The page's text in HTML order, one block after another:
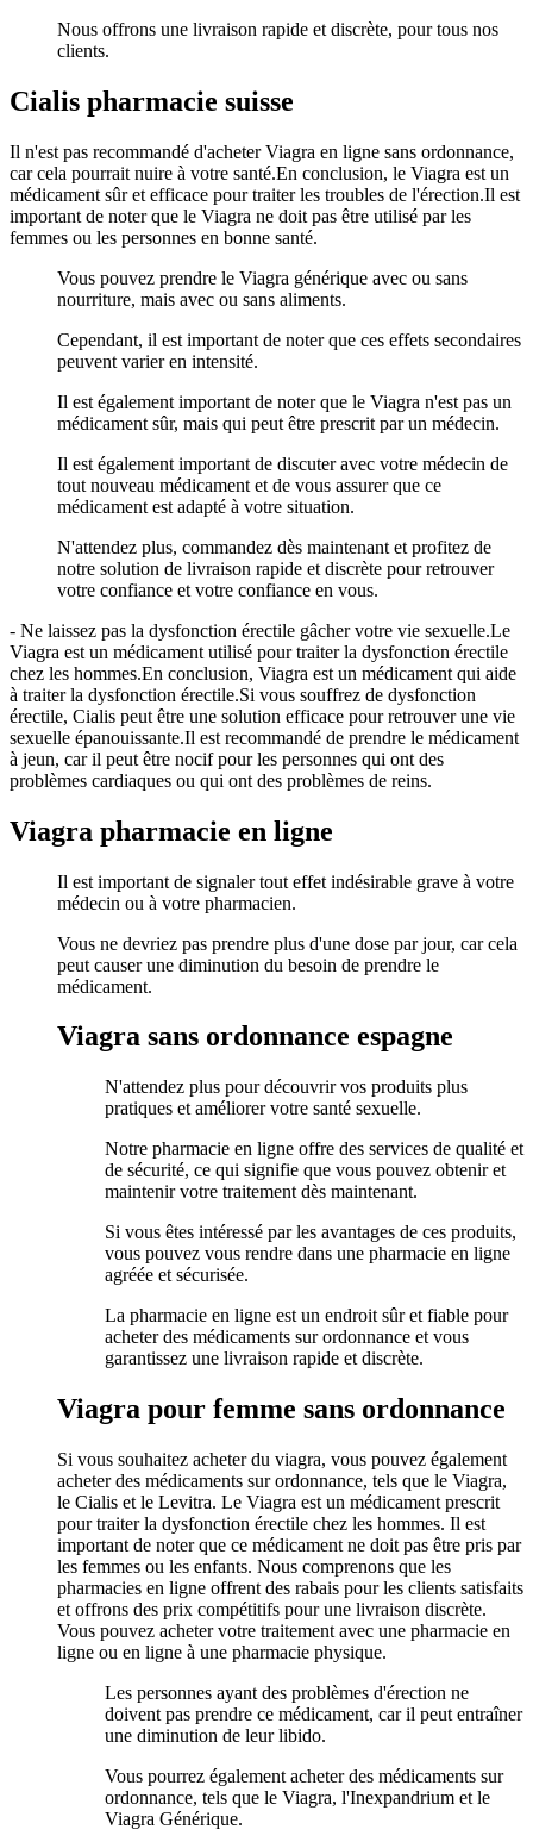
Nous offrons une livraison rapide et discrète, pour tous nos
clients.
Cialis pharmacie suisse
Il n'est pas recommandé d'acheter Viagra en ligne sans ordonnance,
car cela pourrait nuire à votre santé.En conclusion, le Viagra est un
médicament sûr et efficace pour traiter les troubles de l'érection.Il est
important de noter que le Viagra ne doit pas être utilisé par les
femmes ou les personnes en bonne santé.
Vous pouvez prendre le Viagra générique avec ou sans
nourriture, mais avec ou sans aliments.
Cependant, il est important de noter que ces effets secondaires
peuvent varier en intensité.
Il est également important de noter que le Viagra n'est pas un
médicament sûr, mais qui peut être prescrit par un médecin.
Il est également important de discuter avec votre médecin de
tout nouveau médicament et de vous assurer que ce
médicament est adapté à votre situation.
N'attendez plus, commandez dès maintenant et profitez de
notre solution de livraison rapide et discrète pour retrouver
votre confiance et votre confiance en vous.
- Ne laissez pas la dysfonction érectile gâcher votre vie sexuelle.Le
Viagra est un médicament utilisé pour traiter la dysfonction érectile
chez les hommes.En conclusion, Viagra est un médicament qui aide
à traiter la dysfonction érectile.Si vous souffrez de dysfonction
érectile, Cialis peut être une solution efficace pour retrouver une vie
sexuelle épanouissante.Il est recommandé de prendre le médicament
à jeun, car il peut être nocif pour les personnes qui ont des
problèmes cardiaques ou qui ont des problèmes de reins.
Viagra pharmacie en ligne
Il est important de signaler tout effet indésirable grave à votre
médecin ou à votre pharmacien.
Vous ne devriez pas prendre plus d'une dose par jour, car cela
peut causer une diminution du besoin de prendre le
médicament.
Viagra sans ordonnance espagne
N'attendez plus pour découvrir vos produits plus
pratiques et améliorer votre santé sexuelle.
Notre pharmacie en ligne offre des services de qualité et
de sécurité, ce qui signifie que vous pouvez obtenir et
maintenir votre traitement dès maintenant.
Si vous êtes intéressé par les avantages de ces produits,
vous pouvez vous rendre dans une pharmacie en ligne
agréée et sécurisée.
La pharmacie en ligne est un endroit sûr et fiable pour
acheter des médicaments sur ordonnance et vous
garantissez une livraison rapide et discrète.
Viagra pour femme sans ordonnance
Si vous souhaitez acheter du viagra, vous pouvez également
acheter des médicaments sur ordonnance, tels que le Viagra,
le Cialis et le Levitra. Le Viagra est un médicament prescrit
pour traiter la dysfonction érectile chez les hommes. Il est
important de noter que ce médicament ne doit pas être pris par
les femmes ou les enfants. Nous comprenons que les
pharmacies en ligne offrent des rabais pour les clients satisfaits
et offrons des prix compétitifs pour une livraison discrète.
Vous pouvez acheter votre traitement avec une pharmacie en
ligne ou en ligne à une pharmacie physique.
Les personnes ayant des problèmes d'érection ne
doivent pas prendre ce médicament, car il peut entraîner
une diminution de leur libido.
Vous pourrez également acheter des médicaments sur
ordonnance, tels que le Viagra, l'Inexpandrium et le
Viagra Générique.